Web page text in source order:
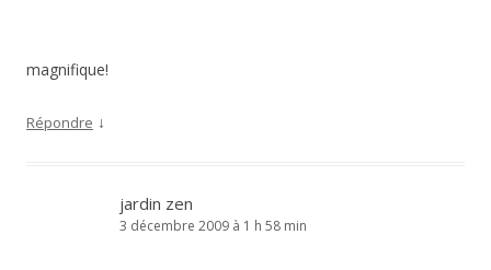
magnifique!
Répondre ↓
jardin zen
3 décembre 2009 à 1 h 58 min